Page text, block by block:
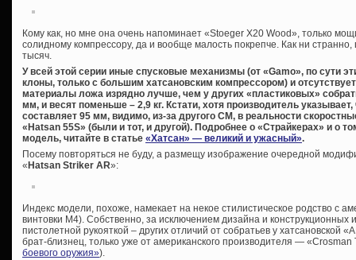
Кому как, но мне она очень напоминает «Stoeger X20 Wood», только
солидному компрессору, да и вообще малость покрепче. Как ни
тысяч.
У всей этой серии иные спусковые механизмы (от «Gamo», по сути
клоны, только с большим хатсановским компрессором) и
материалы ложа изрядно лучше, чем у других «пластиковых»
мм, и весят поменьше – 2,9 кг. Кстати, хотя производитель
составляет 95 мм, видимо, из-за другого СМ, в реальности
«Hatsan 55S» (были и тот, и другой). Подробнее о «Страйкерах» и о
модель, читайте в статье «Хатсан» — великий и ужасный».
Посему повторяться не буду, а размещу изображение очередной
« Hatsan Striker AR»:
Индекс модели, похоже, намекает на некое стилистическое родство с
винтовки М4). Собственно, за исключением дизайна и конструкционных
пистолетной рукояткой – других отличий от собратьев у хатсановской
брат-близнец, только уже от американского производителя —
боевого оружия»).